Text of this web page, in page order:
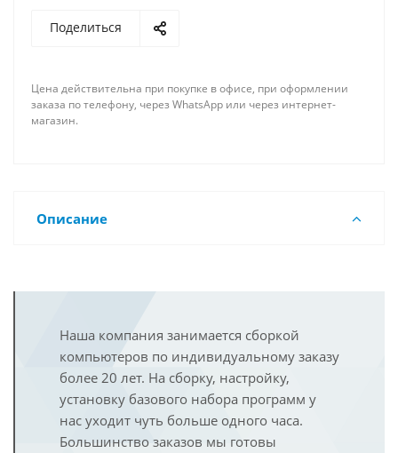
Поделиться
Цена действительна при покупке в офисе, при оформлении
заказа по телефону, через WhatsApp или через интернет-
магазин.
Описание
Наша компания занимается сборкой
компьютеров по индивидуальному заказу
более 20 лет. На сборку, настройку,
установку базового набора программ у
нас уходит чуть больше одного часа.
Большинство заказов мы готовы